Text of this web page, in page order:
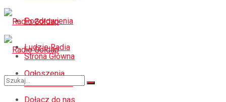
Pozdrowienia
Ludzie Radia
Ogłoszenia
Dołącz do nas
Strona Główna
Pozdrowienia